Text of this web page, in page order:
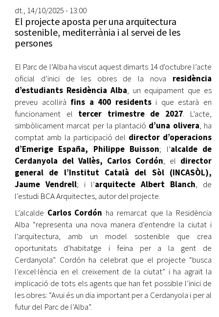
dt., 14/10/2025 - 13:00
El projecte aposta per una arquitectura
sostenible, mediterrània i al servei de les
persones
El Parc de l’Alba ha viscut aquest dimarts 14 d'octubre l’acte
oficial d’inici de les obres de la nova residència
d’estudiants Residència Alba, un equipament que es
preveu acollirà fins a 400 residentsi que estarà en
funcionament el tercer trimestre de 2027. L’acte,
simbòlicament marcat per la plantació d’una olivera, ha
comptat amb la participació del director d’operacions
d’Emerige España, Philippe Buisson; l’alcalde de
Cerdanyola del Vallès, Carlos Cordón; el director
general de l’Institut Català del Sòl (INCASÒL),
Jaume Vendrell; i l’arquitecte Albert Blanch, de
l’estudi BCA Arquitectes, autor del projecte.
L’alcalde Carlos Cordón ha remarcat que la Residència
Alba “representa una nova manera d’entendre la ciutat i
l’arquitectura, amb un model sostenible que crea
oportunitats d’habitatge i feina per a la gent de
Cerdanyola”. Cordón ha celebrat que el projecte “busca
l’excel·lència en el creixement de la ciutat” i ha agraït la
implicació de tots els agents que han fet possible l’inici de
les obres: “Avui és un dia important per a Cerdanyola i per al
futur del Parc de l’Alba”.